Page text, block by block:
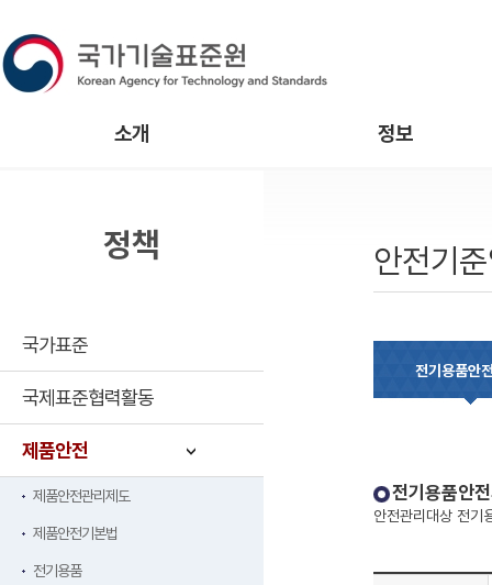
소개 정보
안전기
전기용품안
전기용품안
안전관리대상 전기
정책
국가표준
국제표준협력활동
제품안전
제품안전관리제도
제품안전기본법
전기용품